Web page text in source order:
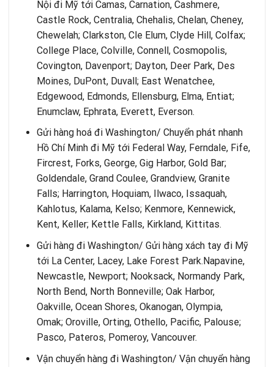
Nội đi Mỹtới Camas, Carnation, Cashmere,
Castle Rock, Centralia, Chehalis, Chelan, Cheney,
Chewelah; Clarkston, Cle Elum, Clyde Hill, Colfax;
College Place, Colville, Connell, Cosmopolis,
Covington, Davenport; Dayton, Deer Park, Des
Moines, DuPont, Duvall; East Wenatchee,
Edgewood, Edmonds, Ellensburg, Elma, Entiat;
Enumclaw, Ephrata, Everett, Everson.
Gửi hàng hoá đi Washington/ Chuyển phát nhanh
Hồ Chí Minh đi Mỹtới Federal Way, Ferndale, Fife,
Fircrest, Forks, George, Gig Harbor, Gold Bar;
Goldendale, Grand Coulee, Grandview, Granite
Falls; Harrington, Hoquiam, Ilwaco, Issaquah,
Kahlotus, Kalama, Kelso; Kenmore, Kennewick,
Kent, Keller; Kettle Falls, Kirkland, Kittitas.
Gửi hàng đi Washington/ Gửi hàng xách tay đi Mỹ
tới La Center, Lacey, Lake Forest Park.Napavine,
Newcastle, Newport; Nooksack, Normandy Park,
North Bend, North Bonneville; Oak Harbor,
Oakville, Ocean Shores, Okanogan, Olympia,
Omak; Oroville, Orting, Othello, Pacific, Palouse;
Pasco, Pateros, Pomeroy, Vancouver.
Vận chuyển hàng đi Washington/ Vận chuyển hàng